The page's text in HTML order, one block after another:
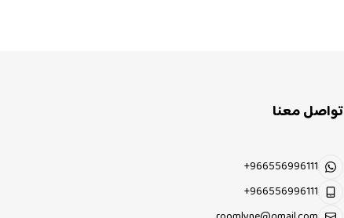
تواصل معنا
+966556996111
+966556996111